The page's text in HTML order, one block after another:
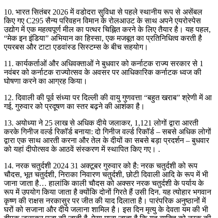
10. भारत सितंबर 2026 में वडोदरा सुविधा से पहले स्थानीय रूप से असेंबल
किए गए C295 सैन्य परिवहन विमान के रोलआउट के साथ अपने एयरोस्पेस
उद्योग में एक महत्वपूर्ण मील का पत्थर चिह्नित करने के लिए तैयार है। यह पहल,
“मेक इन इंडिया” अभियान का हिस्सा, एक मजबूत का प्रतिनिधित्व करती है
एयरबस और टाटा एडवांस्ड सिस्टम्स के बीच सहयोग।
11. कार्यकर्ताओं और अधिवक्ताओं ने बुधवार को कर्नाटक राज्य सरकार से 1
नवंबर को कर्नाटक राज्योत्सव के अवसर पर आधिकारिक कर्नाटक ध्वज की
घोषणा करने का आग्रह किया।
12. दिवाली की पूर्व संध्या पर दिल्ली की वायु गुणवत्ता “बहुत खराब” श्रेणी में आ
गई, गुरुवार को प्रदूषण का स्तर बढ़ने की आशंका है।
13. अयोध्या ने 25 लाख से अधिक दीये जलाकर, 1,121 लोगों द्वारा आरती
करके गिनीज वर्ल्ड रिकॉर्ड बनाया: दो गिनीज वर्ल्ड रिकॉर्ड – सबसे अधिक लोगों
द्वारा एक साथ आरती करना और तेल के दीयों का सबसे बड़ा प्रदर्शन – बुधवार
को यहां दीपोत्सव के आठवें संस्करण में स्थापित किए गए। .
14. नरक चतुर्दशी 2024 31 अक्टूबर गुरुवार को है: नरक चतुर्दशी को रूप
चौदस, भूत चतुर्दशी, निराका निवारण चतुर्दशी, छोटी दिवाली आदि के रूप में भी
जाना जाता है… हालांकि काली चौदस को अक्सर नरक चतुर्दशी के पर्याय के
रूप में उपयोग किया जाता है क्योंकि दोनों गिरते हैं उसी दिन. यह त्योहार भगवान
कृष्ण की राक्षस नरकासुर पर जीत की याद दिलाता है। पारंपरिक अनुष्ठानों में
घरों को सजाना और दीये जलाना शामिल है। इस दिन मृत्यु के देवता यम की भी